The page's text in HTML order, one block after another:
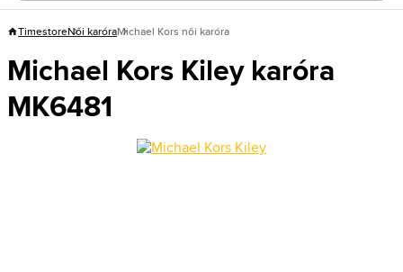
TimestoreNői karóraMichael Kors női karóra
Michael Kors Kiley karóra
MK6481